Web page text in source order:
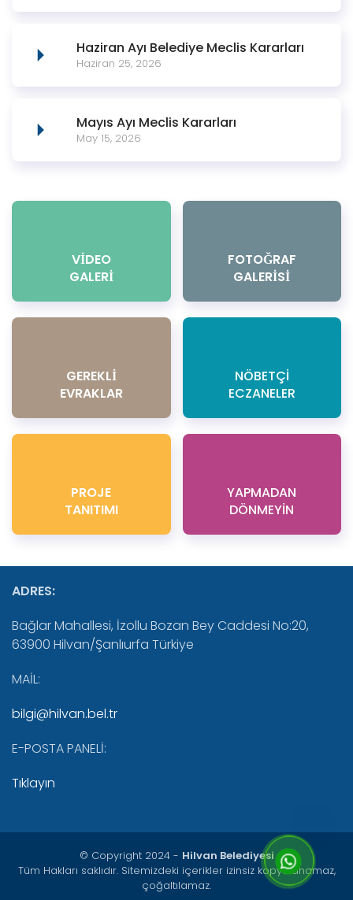
Haziran Ayı Belediye Meclis Kararları
Haziran 25, 2026
Mayıs Ayı Meclis Kararları
May 15, 2026
VİDEO
GALERİ
GEREKLİ
EVRAKLAR
PROJE
TANITIMI
FOTOĞRAF
GALERİSİ
NÖBETÇİ
ECZANELER
YAPMADAN
DÖNMEYİN
ADRES:
Bağlar Mahallesi, İzollu Bozan Bey Caddesi No:20,
63900 Hilvan/Şanlıurfa Türkiye
MAİL:
bilgi@hilvan.bel.tr
E-POSTA PANELİ:
Tıklayın
© Copyright 2024 - Hilvan Belediyesi
Tüm Hakları saklıdır. Sitemizdeki içerikler izinsiz kopyalanamaz,
çoğaltılamaz.